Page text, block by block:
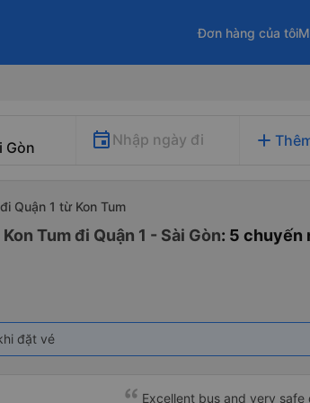
Đơn hàng của tôi
Nhập ngày đi add
Quận 1 từ Kon Tum
Tum đi Quận 1 - Sài Gòn: 5 chuyến
đặt vé
Excellent bus and very